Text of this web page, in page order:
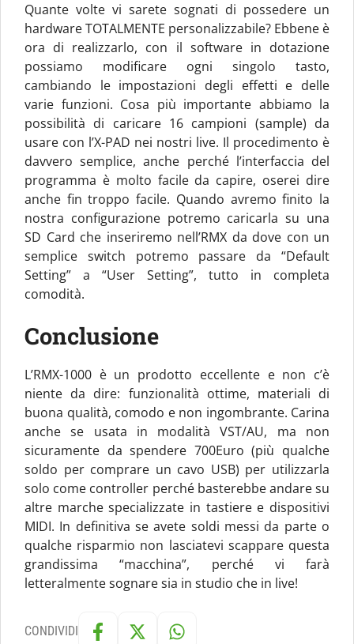
Quante volte vi sarete sognati di possedere un
hardware TOTALMENTE personalizzabile? Ebbene è
ora di realizzarlo, con il software in dotazione
possiamo modificare ogni singolo tasto,
cambiando le impostazioni degli effetti e delle
varie funzioni. Cosa più importante abbiamo la
possibilità di caricare 16 campioni (sample) da
usare con l’X-PAD nei nostri live. Il procedimento è
davvero semplice, anche perché l’interfaccia del
programma è molto facile da capire, oserei dire
anche fin troppo facile. Quando avremo finito la
nostra configurazione potremo caricarla su una
SD Card che inseriremo nell’RMX da dove con un
semplice switch potremo passare da “Default
Setting” a “User Setting”, tutto in completa
comodità.
Conclusione
L’RMX-1000 è un prodotto eccellente e non c’è
niente da dire: funzionalità ottime, materiali di
buona qualità, comodo e non ingombrante. Carina
anche se usata in modalità VST/AU, ma non
sicuramente da spendere 700Euro (più qualche
soldo per comprare un cavo USB) per utilizzarla
solo come controller perché basterebbe andare su
altre marche specializzate in tastiere e dispositivi
MIDI. In definitiva se avete soldi messi da parte o
qualche risparmio non lasciatevi scappare questa
grandissima “macchina”, perché vi farà
letteralmente sognare sia in studio che in live!
CONDIVIDI